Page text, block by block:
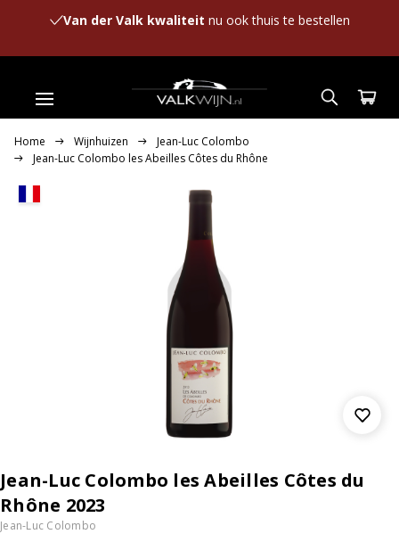
Van der Valk kwaliteit nu ook thuis te bestellen
Home Wijnhuizen
Jean-Luc Colombo
Jean-Luc Colombo les Abeilles Côtes du Rhône
Jean-Luc Colombo les Abeilles Côtes du
Rhône 2023
Jean-Luc Colombo